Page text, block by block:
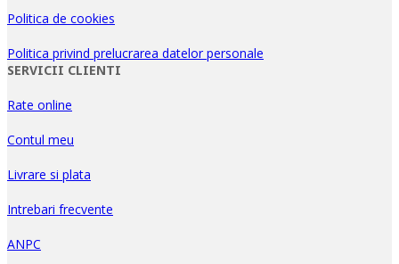
Politica de cookies
Politica privind prelucrarea datelor personale
SERVICII CLIENTI
Rate online
Contul meu
Livrare si plata
Intrebari frecvente
ANPC